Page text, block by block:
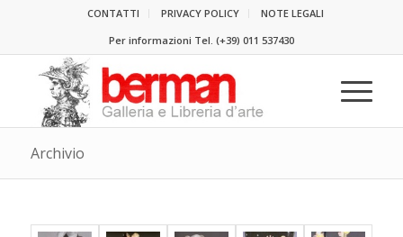
CONTATTI PRIVACY POLICY
NOTE LEGALI
Per informazioni Tel. (+39) 011 537430
Archivio